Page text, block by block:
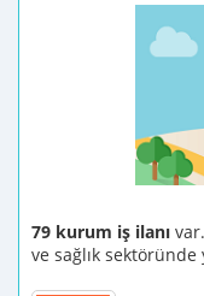
79 kurum iş ilanı
ve sağlık